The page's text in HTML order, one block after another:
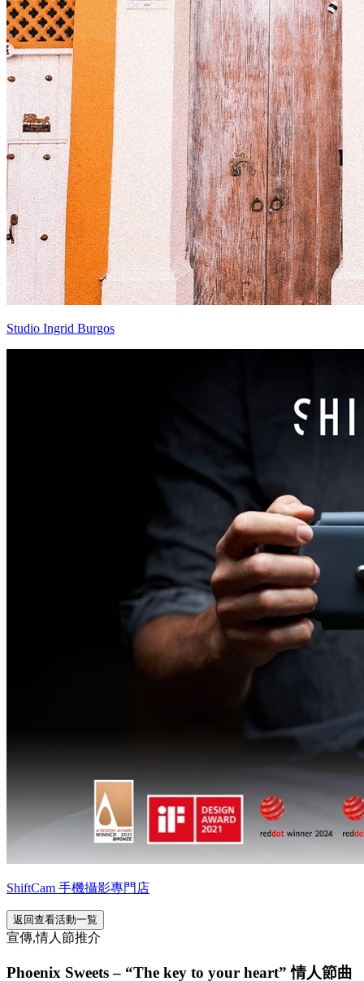
Studio Ingrid Burgos
ShiftCam 手機攝影專門店
返回查看活動一覧
宣傳,情人節推介
Phoenix Sweets – “The key to your heart” 情人節曲